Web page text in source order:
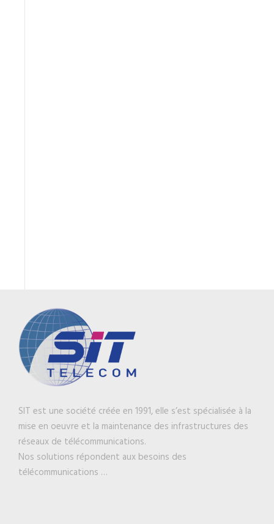
SIT est une société créée en 1991, elle s’est spécialisée à la
mise en oeuvre et la maintenance des infrastructures des
réseaux de télécommunications.
Nos solutions répondent aux besoins des
télécommunications …